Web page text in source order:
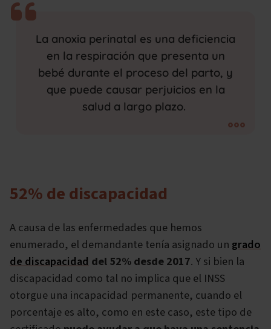
La anoxia perinatal es una deficiencia
en la respiración que presenta un
bebé durante el proceso del parto, y
que puede causar perjuicios en la
salud a largo plazo.
52% de discapacidad
A causa de las enfermedades que hemos
enumerado, el demandante tenía asignado un grado
de discapacidad del 52% desde 2017. Y si bien la
discapacidad como tal no implica que el INSS
otorgue una incapacidad permanente, cuando el
porcentaje es alto, como en este caso, este tipo de